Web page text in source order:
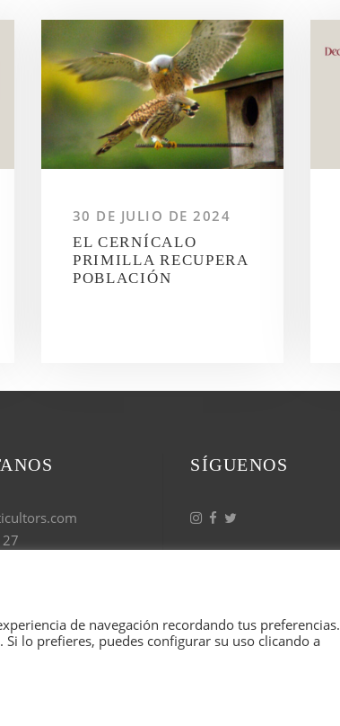
30 DE JULIO DE 2024
EL CERNÍCALO
PRIMILLA RECUPERA
POBLACIÓN
SÍGUENOS
de navegación recordando tus preferencias.
Si lo prefieres, puedes configurar su uso clicando a